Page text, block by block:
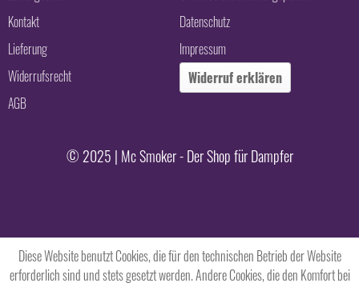
Kontakt
Lieferung
Widerrufsrecht
AGB
Datenschutz
Impressum
Widerruf erklären
© 2025 | Mc Smoker - Der Shop für Dampfer
Diese Website benutzt Cookies, die für den technischen Betrieb der Website
erforderlich sind und stets gesetzt werden. Andere Cookies, die den Komfort bei